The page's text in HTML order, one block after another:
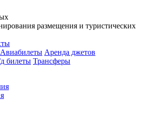
размещения и туристических
Авиабилеты Аренда джетов
билеты Трансферы